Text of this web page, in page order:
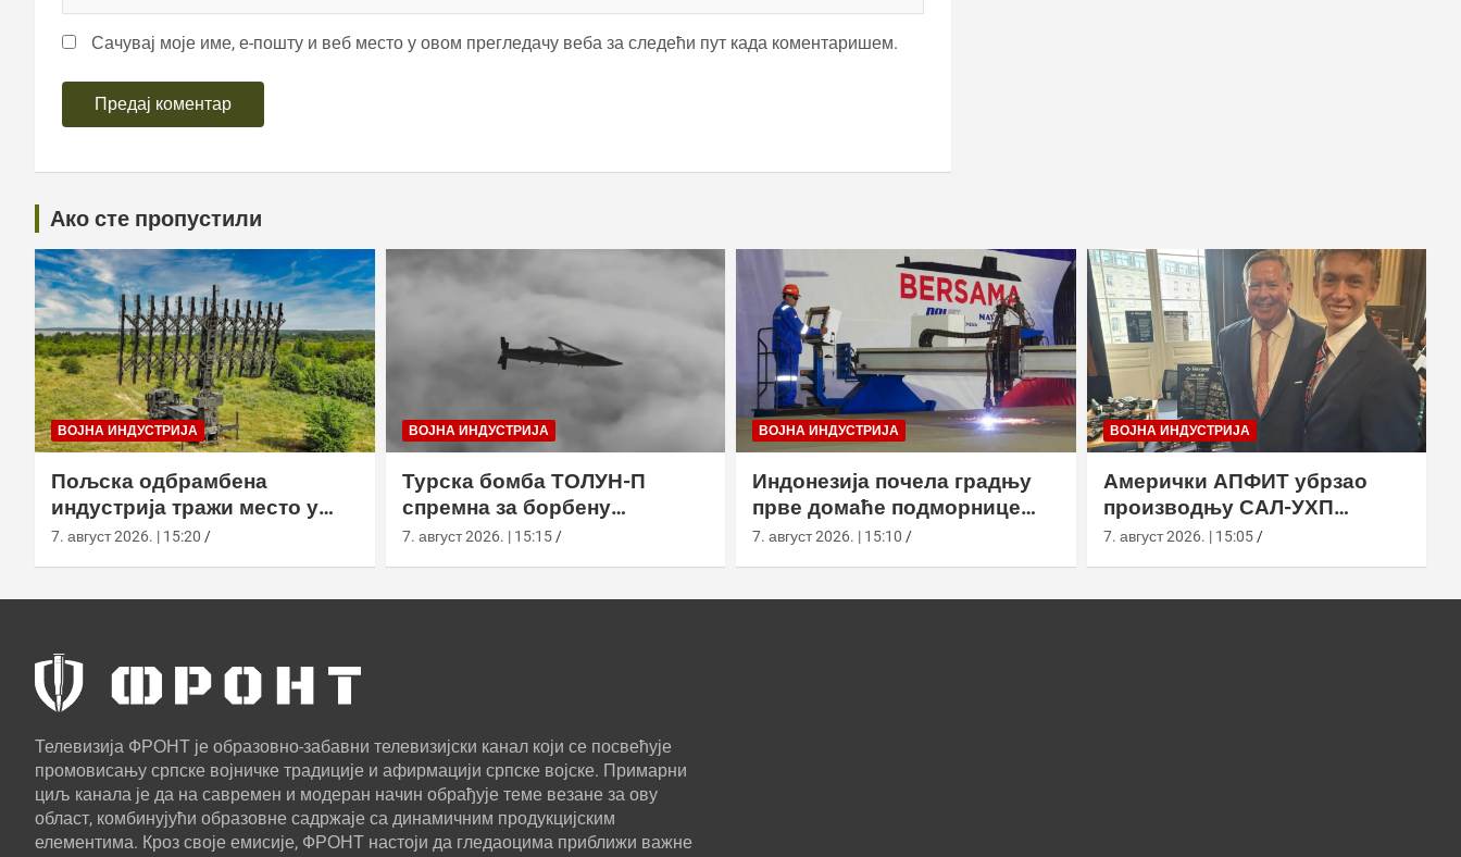
Сачувај моје име, е-пошту и веб место у овом прегледачу веба за следећи пут када коментаришем.
Ако сте пропустили
ВОЈНА ИНДУСТРИЈА
Пољска одбрамбена
индустрија тражи место у
европском противракетном
7. август 2026. | 15:20
ВОЈНА ИНДУСТРИЈА
Турска бомба ТОЛУН-П
спремна за борбену
употребу
7. август 2026. | 15:15
ВОЈНА ИНДУСТРИЈА
Индонезија почела градњу
прве домаће подморнице
класе Сцорпèне
7. август 2026. | 15:10
ВОЈНА ИНДУСТРИЈА
Амерички АПФИТ убрзао
производњу САЛ-УХП
ласера за УССОЦОМ
7. август 2026. | 15:05
Телевизија ФРОНТ је образовно-забавни телевизијски канал који се посвећује
промовисању српске војничке традиције и афирмацији српске војске. Примарни
циљ канала је да на савремен и модеран начин обрађује теме везане за ову
област, комбинујући образовне садржаје са динамичним продукцијским
елементима. Кроз своје емисије, ФРОНТ настоји да гледаоцима приближи важне